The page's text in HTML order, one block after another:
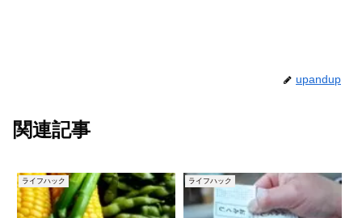
upandup
関連記事
ライフハック ライフハック